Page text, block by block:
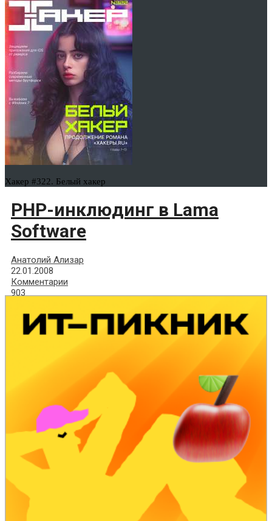
Хакер #322. Белый хакер
PHP-инклюдинг в Lama
Software
Анатолий Ализар
22.01.2008
Комментарии
903